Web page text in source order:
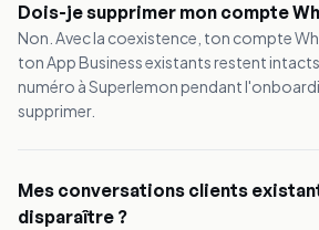
Dois-je supprimer mon compte
Non. Avec la coexistence, ton compte
ton App Business existants restent
numéro à Superlemon pendant
supprimer.
Mes conversations clients
disparaître ?